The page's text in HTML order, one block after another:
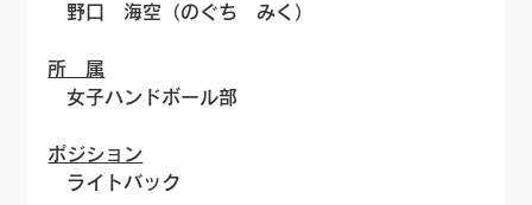
野口　海空（のぐち　みく）
所　属
女子ハンドボール部
ポジション
ライトバック